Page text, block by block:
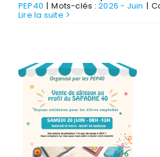
PEP40 | Mots-clés :2026 - Juin |
Lire la suite